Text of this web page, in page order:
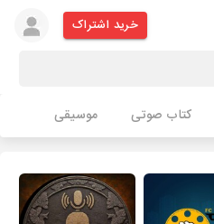
خرید اشتراک
کتاب صوتی موسیقی